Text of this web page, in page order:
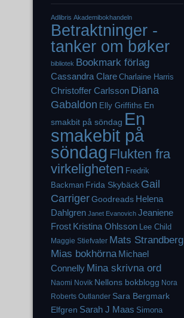
Adlibris Akademibokhandeln
Betraktninger -
tanker om bøker
bibliotek Bookmark förlag
Cassandra Clare Charlaine Harris
Christoffer Carlsson Diana
Gabaldon Elly Griffiths En
smakbit på söndag En
smakebit på
söndag Flukten fra
virkeligheten Fredrik
Backman Frida Skybäck Gail
CarrigerGoodreads Helena
Dahlgren Janet Evanovich Jeaniene
Frost Kristina Ohlsson Lee Child
Maggie Stiefvater Mats Strandberg
Mias bokhörna Michael
Connelly Mina skrivna ord
Naomi Novik Nellons bokblogg Nora
Roberts Outlander Sara Bergmark
Elfgren Sarah J Maas Simona